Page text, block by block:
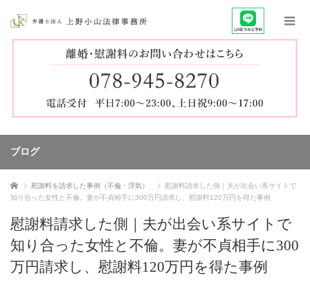
ブログ
ホーム 慰謝料を請求した事例（不倫・浮気）
慰謝料請求した側｜夫が出会い系サイトで
知り合った女性と不倫。妻が不貞相手に300万円請求し、慰謝料120万円を得た事例
慰謝料請求した側｜夫が出会い系サイトで
知り合った女性と不倫。妻が不貞相手に300
万円請求し、慰謝料120万円を得た事例